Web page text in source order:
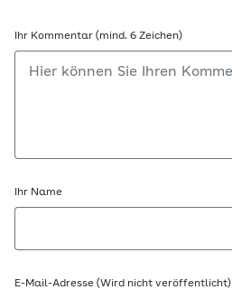
Ihr Kommentar (mind. 6 Zeichen)
Ihr Name
E-Mail-Adresse (Wird nicht veröffentlicht)